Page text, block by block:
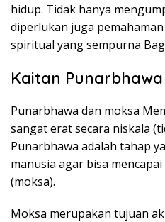
hidup. Tidak hanya
diperlukan juga
spiritual yang sempurna
Kaitan
Punarbhawa dan moksa
sangat erat secara niskala
Punarbhawa adalah tahap
manusia agar bisa
(moksa).
Moksa merupakan tujuan